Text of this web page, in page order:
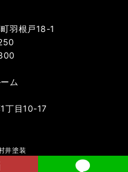
羽根戸18-1
ム
丁目10-17
井塗装